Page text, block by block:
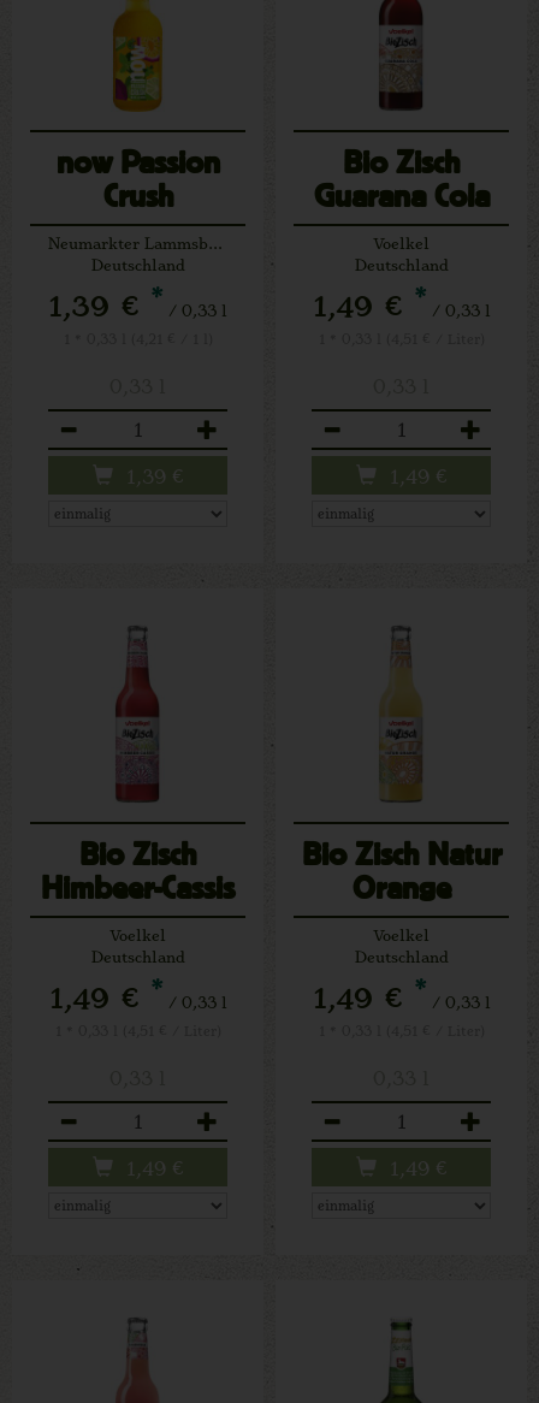
now Passion
Crush
Neumarkter Lammsbräu
Deutschland
1,39 € * / 0,33 l
1,39 €
Bio Zisch
Guarana Cola
Voelkel
Deutschland
1,49 € * / 0,33 l
1,49 €
Bio Zisch
Himbeer-Cassis
Voelkel
Deutschland
1,49 € * / 0,33 l
1,49 €
Bio Zisch Natur
Orange
Voelkel
Deutschland
1,49 € * / 0,33 l
1,49 €